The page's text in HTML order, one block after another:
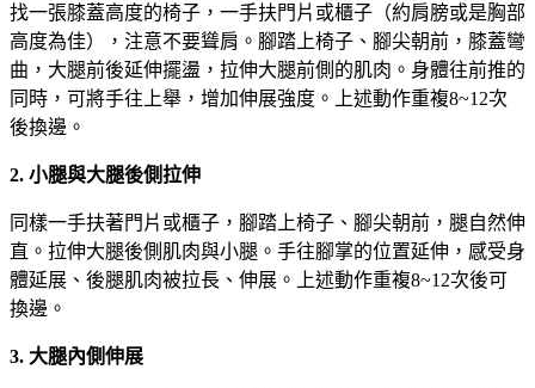
找一張膝蓋高度的椅子，一手扶門片或櫃子（約肩膀或是胸部
高度為佳），注意不要聳肩。腳踏上椅子、腳尖朝前，膝蓋彎
曲，大腿前後延伸擺盪，拉伸大腿前側的肌肉。身體往前推的
同時，可將手往上舉，增加伸展強度。上述動作重複8~12次
後換邊。
2. 小腿與大腿後側拉伸
同樣一手扶著門片或櫃子，腳踏上椅子、腳尖朝前，腿自然伸
直。拉伸大腿後側肌肉與小腿。手往腳掌的位置延伸，感受身
體延展、後腿肌肉被拉長、伸展。上述動作重複8~12次後可
換邊。
3. 大腿內側伸展